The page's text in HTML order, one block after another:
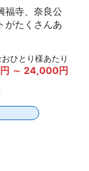
福寺、奈良公
がたくさんあ
ひとり様あたり
～ 24,000円